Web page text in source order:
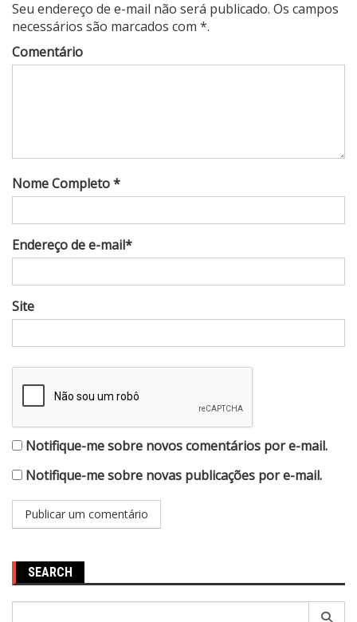
Seu endereço de e-mail não será publicado. Os campos
necessários são marcados com *.
Comentário
Nome Completo *
Endereço de e-mail*
Site
Notifique-me sobre novos comentários por e-mail.
Notifique-me sobre novas publicações por e-mail.
SEARCH